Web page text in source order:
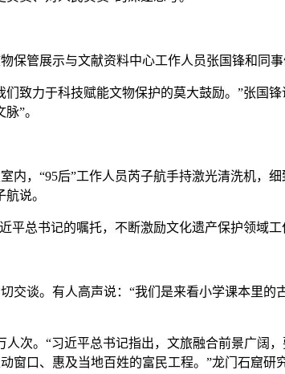
管展示与文献资料中心工作人员张国锋和同事
力于科技赋能文物保护的莫大鼓励。”张国
”。
，“95后”工作人员芮子航手持激光清洗机，
说。
总书记的嘱托，不断激励文化遗产保护领域工
谈。有人高声说：“我们是来看小学课本里的
次。“习近平总书记指出，文旅融合前景广阔
窗口、惠及当地百姓的富民工程。”龙门石窟研